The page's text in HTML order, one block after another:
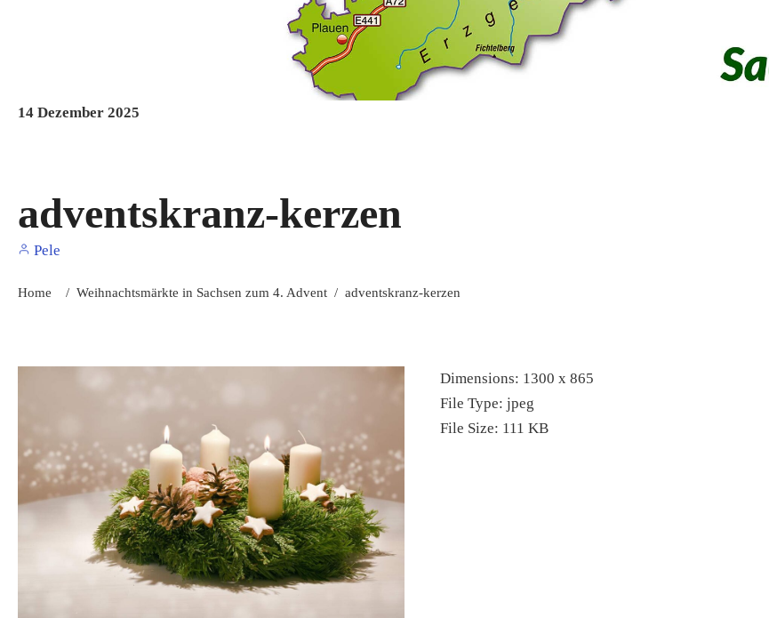
14 Dezember 2025
adventskranz-kerzen
Pele
Home / Weihnachtsmärkte in Sachsen zum 4. Advent / adventskranz-kerzen
Dimensions: 1300 x 865
File Type: jpeg
File Size: 111 KB